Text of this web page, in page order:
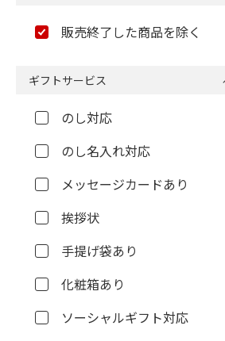
販売終了した商品を除く
ギフトサービス
のし対応
のし名入れ対応
メッセージカードあり
挨拶状
手提げ袋あり
化粧箱あり
ソーシャルギフト対応